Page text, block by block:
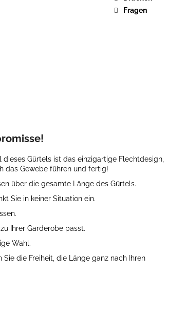
Fragen
Gürtels ist das einzigartige Flechtdesign,
das Gewebe führen und fertig!
über die gesamte Länge des Gürtels.
Sie in keiner Situation ein.
Ihrer Garderobe passt.
Wahl.
die Freiheit, die Länge ganz nach Ihren